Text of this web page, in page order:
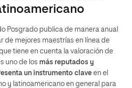
Posgrado publica de manera anual
de mejores maestrías en línea de
tiene en cuenta la valoración de
uno de los más reputados y
un instrumento clave en el
y latinoamericano en general para